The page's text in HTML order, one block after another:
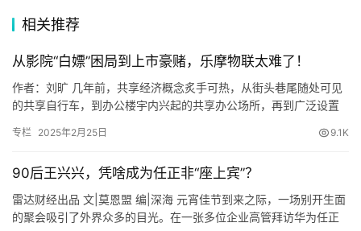
家
数
汽
登录 注册
相关推荐
从影院“白嫖”困局到上市豪赌，乐摩物联太难了！
作者：刘旷 几年前，共享经济概念炙手可热，从街头巷尾随处可见
的共享自行车，到办公楼宇内兴起的共享办公场所，再到广泛设置
前景看似无限美好。 遗憾…
专栏 2025年2月25日 9.1K
90后王兴兴，凭啥成为任正非“座上宾”？
雷达财经出品 文|莫恩盟 编|深海 元宵佳节到来之际，一场别开生面
的聚会吸引了外界众多的目光。在一张多位企业高管拜访华为任正